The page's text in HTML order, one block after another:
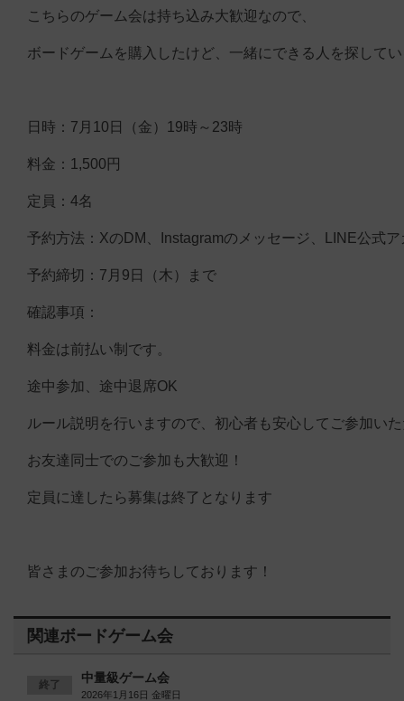
こちらのゲーム会は持ち込み大歓迎なので、
ボードゲームを購入したけど、一緒にできる人を探して
日時：7月10日（金）19時～23時
料金：1,500円
定員：4名
予約方法：XのDM、Instagramのメッセージ、LINE公式
予約締切：7月9日（木）まで
確認事項：
料金は前払い制です。
途中参加、途中退席OK
ルール説明を行いますので、初心者も安心してご参加い
お友達同士でのご参加も大歓迎！
定員に達したら募集は終了となります
皆さまのご参加お待ちしております！
関連ボードゲーム会
終了 中量級ゲーム会
2026年1月16日 金曜日